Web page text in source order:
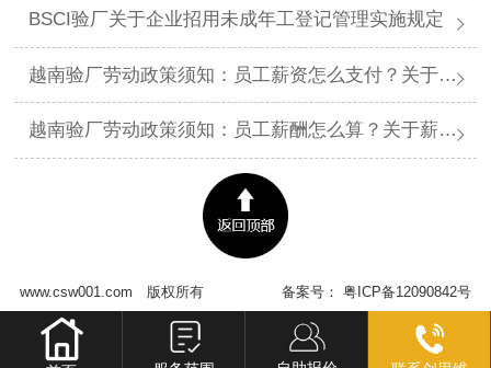
BSCI验厂关于企业招用未成年工登记管理实施规定
越南验厂劳动政策须知：员工薪资怎么支付？关于薪资支付有哪些规定呢？
越南验厂劳动政策须知：员工薪酬怎么算？关于薪酬有哪些规定呢？​
备案号：粤ICP备12090842号
www.csw001.com 版权所有